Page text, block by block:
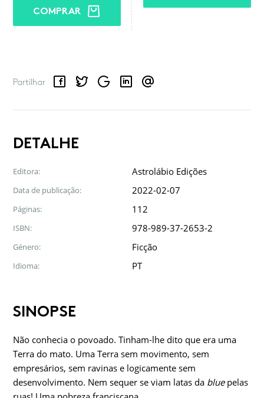
COMPRAR
Partilhar
FacebookTwitterGoogle LinkedInEmail
DETALHE
Editora: Astrolábio Edições
Data de publicação: 2022-02-07
Páginas: 112
ISBN: 978-989-37-2653-2
Género: Ficção
Idioma: PT
SINOPSE
Não conhecia o povoado. Tinham-lhe dito que era uma
Terra do mato. Uma Terra sem movimento, sem
empresários, sem ravinas e logicamente sem
desenvolvimento. Nem sequer se viam latas da blue pelas